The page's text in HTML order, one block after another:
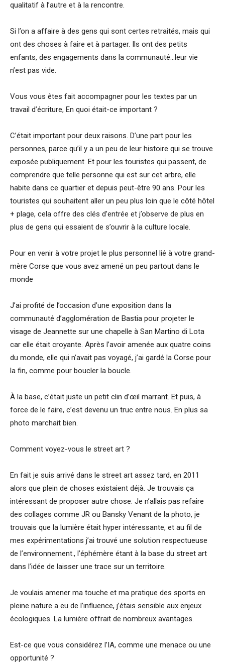
qualitatif à l’autre et à la rencontre.
Si l’on a affaire à des gens qui sont certes retraités, mais qui
ont des choses à faire et à partager. Ils ont des petits
enfants, des engagements dans la communauté…leur vie
n’est pas vide.
Vous vous êtes fait accompagner pour les textes par un
travail d’écriture, En quoi était-ce important ?
C’était important pour deux raisons. D’une part pour les
personnes, parce qu’il y a un peu de leur histoire qui se trouve
exposée publiquement. Et pour les touristes qui passent, de
comprendre que telle personne qui est sur cet arbre, elle
habite dans ce quartier et depuis peut-être 90 ans. Pour les
touristes qui souhaitent aller un peu plus loin que le côté hôtel
+ plage, cela offre des clés d’entrée et j’observe de plus en
plus de gens qui essaient de s’ouvrir à la culture locale.
Pour en venir à votre projet le plus personnel lié à votre grand-
mère Corse que vous avez amené un peu partout dans le
monde
J’ai profité de l’occasion d’une exposition dans la
communauté d’agglomération de Bastia pour projeter le
visage de Jeannette sur une chapelle à San Martino di Lota
car elle était croyante. Après l’avoir amenée aux quatre coins
du monde, elle qui n’avait pas voyagé, j’ai gardé la Corse pour
la fin, comme pour boucler la boucle.
À la base, c’était juste un petit clin d’œil marrant. Et puis, à
force de le faire, c’est devenu un truc entre nous. En plus sa
photo marchait bien.
Comment voyez-vous le street art ?
En fait je suis arrivé dans le street art assez tard, en 2011
alors que plein de choses existaient déjà. Je trouvais ça
intéressant de proposer autre chose. Je n’allais pas refaire
des collages comme JR ou Bansky Venant de la photo, je
trouvais que la lumière était hyper intéressante, et au fil de
mes expérimentations j’ai trouvé une solution respectueuse
de l’environnement., l’éphémère étant à la base du street art
dans l’idée de laisser une trace sur un territoire.
Je voulais amener ma touche et ma pratique des sports en
pleine nature a eu de l’influence, j’étais sensible aux enjeux
écologiques. La lumière offrait de nombreux avantages.
Est-ce que vous considérez l’IA, comme une menace ou une
opportunité ?